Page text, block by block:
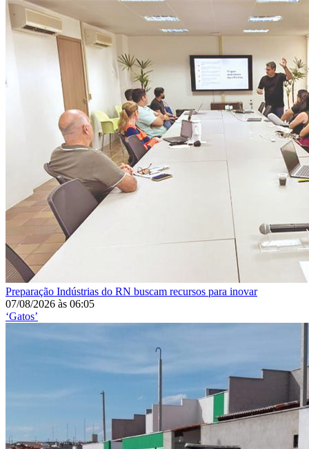
Preparação Indústrias do RN buscam recursos para inovar
07/08/2026 às 06:05
‘Gatos’